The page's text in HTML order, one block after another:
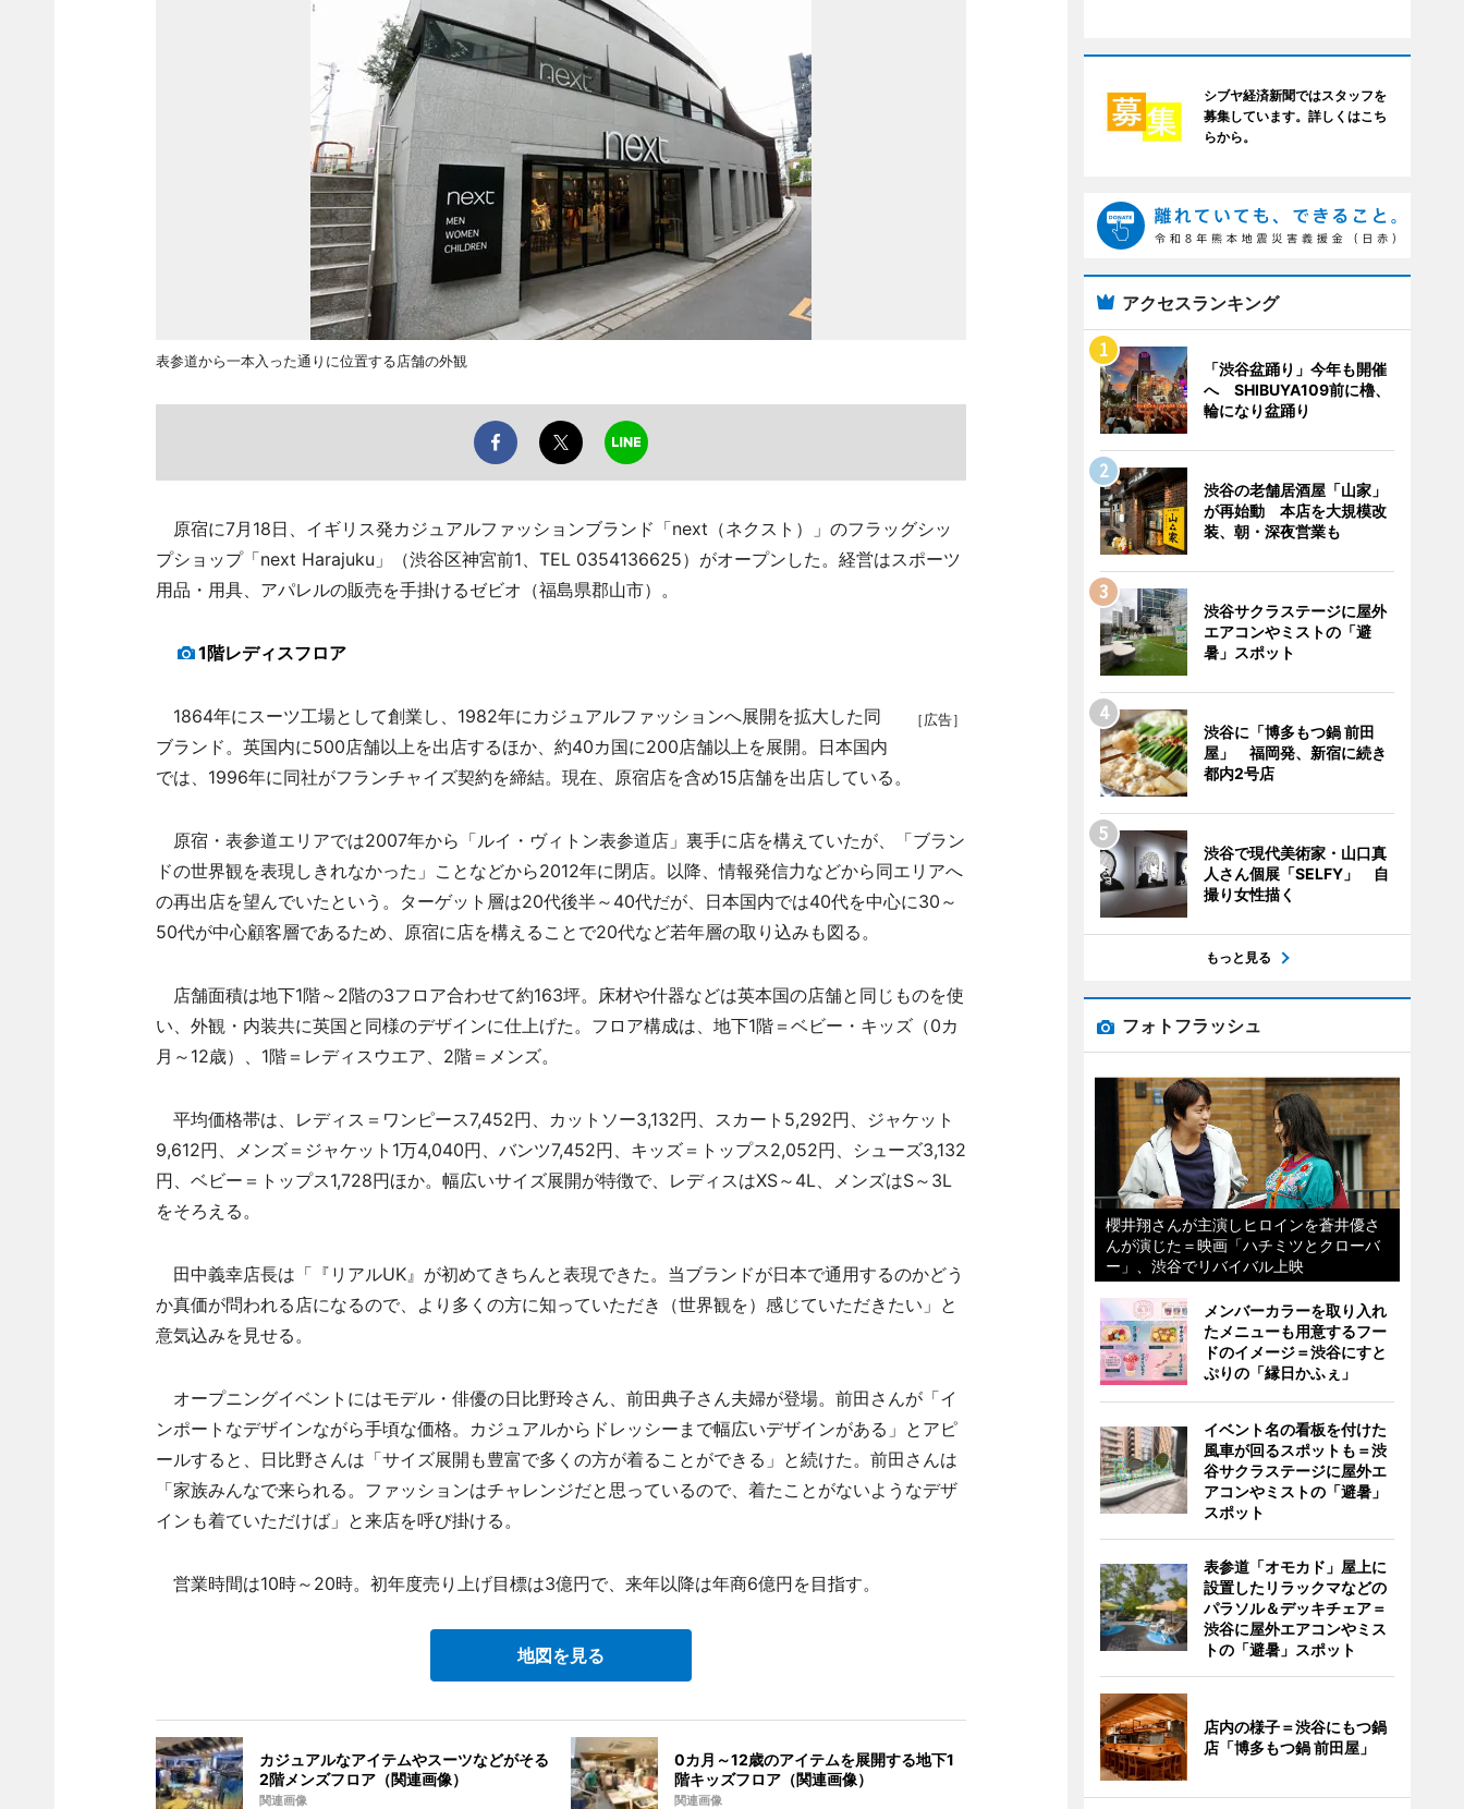
表参道から一本入った通りに位置する店舗の外観
原宿に7月18日、イギリス発カジュアルファッションブランド「next（ネクスト）」のフラッグシッ
プショップ「next Harajuku」（渋谷区神宮前1、TEL 0354136625）がオープンした。経営はスポーツ
用品・用具、アパレルの販売を手掛けるゼビオ（福島県郡山市）。
1階レディスフロア
［広告］
1864年にスーツ工場として創業し、1982年にカジュアルファッションへ展開を拡大した同
ブランド。英国内に500店舗以上を出店するほか、約40カ国に200店舗以上を展開。日本国内
では、1996年に同社がフランチャイズ契約を締結。現在、原宿店を含め15店舗を出店している。
原宿・表参道エリアでは2007年から「ルイ・ヴィトン表参道店」裏手に店を構えていたが、「ブラン
ドの世界観を表現しきれなかった」ことなどから2012年に閉店。以降、情報発信力などから同エリアへ
の再出店を望んでいたという。ターゲット層は20代後半～40代だが、日本国内では40代を中心に30～
50代が中心顧客層であるため、原宿に店を構えることで20代など若年層の取り込みも図る。
店舗面積は地下1階～2階の3フロア合わせて約163坪。床材や什器などは英本国の店舗と同じものを使
い、外観・内装共に英国と同様のデザインに仕上げた。フロア構成は、地下1階＝ベビー・キッズ（0カ
月～12歳）、1階＝レディスウエア、2階＝メンズ。
平均価格帯は、レディス＝ワンピース7,452円、カットソー3,132円、スカート5,292円、ジャケット
9,612円、メンズ＝ジャケット1万4,040円、バンツ7,452円、キッズ＝トップス2,052円、シューズ3,132
円、ベビー＝トップス1,728円ほか。幅広いサイズ展開が特徴で、レディスはXS～4L、メンズはS～3L
をそろえる。
田中義幸店長は「『リアルUK』が初めてきちんと表現できた。当ブランドが日本で通用するのかどう
か真価が問われる店になるので、より多くの方に知っていただき（世界観を）感じていただきたい」と
意気込みを見せる。
オープニングイベントにはモデル・俳優の日比野玲さん、前田典子さん夫婦が登場。前田さんが「イ
ンポートなデザインながら手頃な価格。カジュアルからドレッシーまで幅広いデザインがある」とアピ
ールすると、日比野さんは「サイズ展開も豊富で多くの方が着ることができる」と続けた。前田さんは
「家族みんなで来られる。ファッションはチャレンジだと思っているので、着たことがないようなデザ
インも着ていただけば」と来店を呼び掛ける。
営業時間は10時～20時。初年度売り上げ目標は3億円で、来年以降は年商6億円を目指す。
地図を見る
カジュアルなアイテムやスーツなどがそる
2階メンズフロア（関連画像）
関連画像
0カ月～12歳のアイテムを展開する地下1
階キッズフロア（関連画像）
関連画像
シブヤ経済新聞ではスタッフを
募集しています。詳しくはこち
らから。
アクセスランキング
「渋谷盆踊り」今年も開催
へ SHIBUYA109前に櫓、
輪になり盆踊り
渋谷の老舗居酒屋「山家」
が再始動 本店を大規模改
装、朝・深夜営業も
渋谷サクラステージに屋外
エアコンやミストの「避
暑」スポット
渋谷に「博多もつ鍋 前田
屋」 福岡発、新宿に続き
都内2号店
渋谷で現代美術家・山口真
人さん個展「SELFY」 自
撮り女性描く
もっと見る
フォトフラッシュ
櫻井翔さんが主演しヒロインを蒼井優さ
んが演じた＝映画「ハチミツとクローバ
ー」、渋谷でリバイバル上映
メンバーカラーを取り入れ
たメニューも用意するフー
ドのイメージ＝渋谷にすと
ぷりの「縁日かふぇ」
イベント名の看板を付けた
風車が回るスポットも＝渋
谷サクラステージに屋外エ
アコンやミストの「避暑」
スポット
表参道「オモカド」屋上に
設置したリラックマなどの
パラソル＆デッキチェア＝
渋谷に屋外エアコンやミス
トの「避暑」スポット
店内の様子＝渋谷にもつ鍋
店「博多もつ鍋 前田屋」